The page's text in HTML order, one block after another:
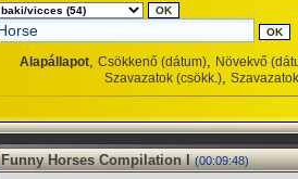
Alapállapot, Csökkenő (dátum), Növekvő
Szavazatok (csökk.),
Funny Horses Compilation I (00:09:48)